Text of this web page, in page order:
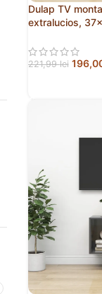
Dulap TV
extralucios,
221,99lei